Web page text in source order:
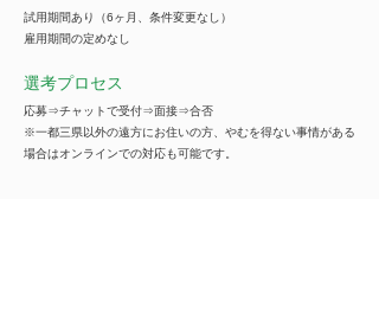
試用期間あり（6ヶ月、条件変更なし）
雇用期間の定めなし
選考プロセス
応募⇒チャットで受付⇒面接⇒合否
※一都三県以外の遠方にお住いの方、やむを得ない事情がある
場合はオンラインでの対応も可能です。